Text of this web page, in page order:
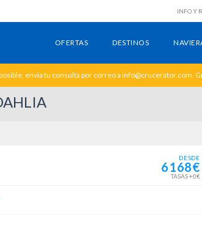
INFO Y
OFERTAS DESTINOS
envia tu consulta por correo a info@crucerator.com.
DESDE
6168€
TASAS +0€